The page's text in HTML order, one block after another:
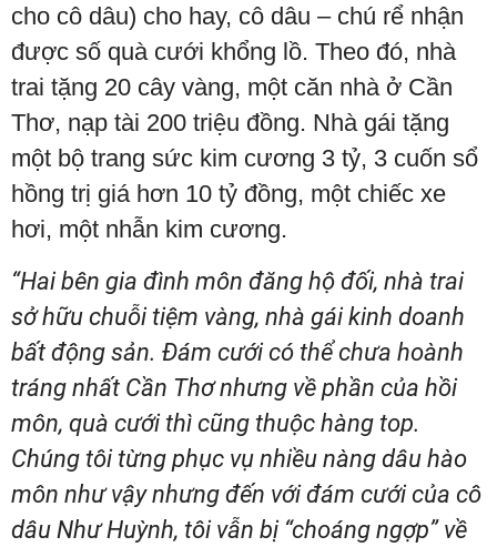
cho cô dâu) cho hay, cô dâu – chú rể nhận
được số quà cưới khổng lồ. Theo đó, nhà
trai tặng 20 cây vàng, một căn nhà ở Cần
Thơ, nạp tài 200 triệu đồng. Nhà gái tặng
một bộ trang sức kim cương 3 tỷ, 3 cuốn sổ
hồng trị giá hơn 10 tỷ đồng, một chiếc xe
hơi, một nhẫn kim cương.
“Hai bên gia đình môn đăng hộ đối, nhà trai
sở hữu chuỗi tiệm vàng, nhà gái kinh doanh
bất động sản. Đám cưới có thể chưa hoành
tráng nhất Cần Thơ nhưng về phần của hồi
môn, quà cưới thì cũng thuộc hàng top.
Chúng tôi từng phục vụ nhiều nàng dâu hào
môn như vậy nhưng đến với đám cưới của cô
dâu Như Huỳnh, tôi vẫn bị “choáng ngợp” về